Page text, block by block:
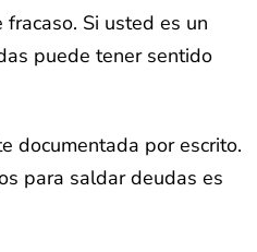
Si usted es un
puede tener sentido
documentada por escrito.
para saldar deudas es